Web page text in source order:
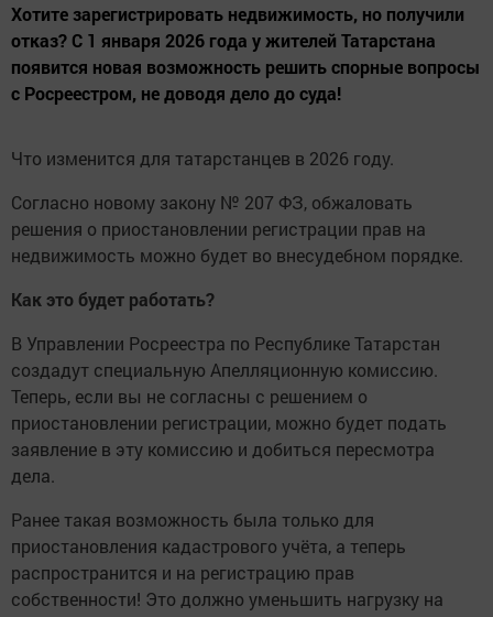
Хотите зарегистрировать недвижимость, но получили
отказ? С 1 января 2026 года у жителей Татарстана
появится новая возможность решить спорные вопросы
с Росреестром, не доводя дело до суда!
Что изменится для татарстанцев в 2026 году.
Согласно новому закону № 207 ФЗ, обжаловать
решения о приостановлении регистрации прав на
недвижимость можно будет во внесудебном порядке.
Как это будет работать?
В Управлении Росреестра по Республике Татарстан
создадут специальную Апелляционную комиссию.
Теперь, если вы не согласны с решением о
приостановлении регистрации, можно будет подать
заявление в эту комиссию и добиться пересмотра
дела.
Ранее такая возможность была только для
приостановления кадастрового учёта, а теперь
распространится и на регистрацию прав
собственности! Это должно уменьшить нагрузку на